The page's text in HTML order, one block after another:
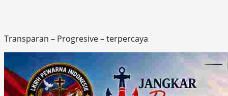
Transparan – Progresive – terpercaya